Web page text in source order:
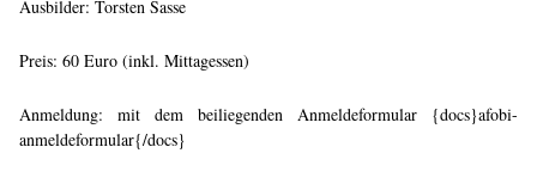
Ausbilder: Torsten Sasse
Preis: 60 Euro (inkl. Mittagessen)
Anmeldung: mit dem beiliegenden Anmeldeformular {docs}afobi-
anmeldeformular{/docs}